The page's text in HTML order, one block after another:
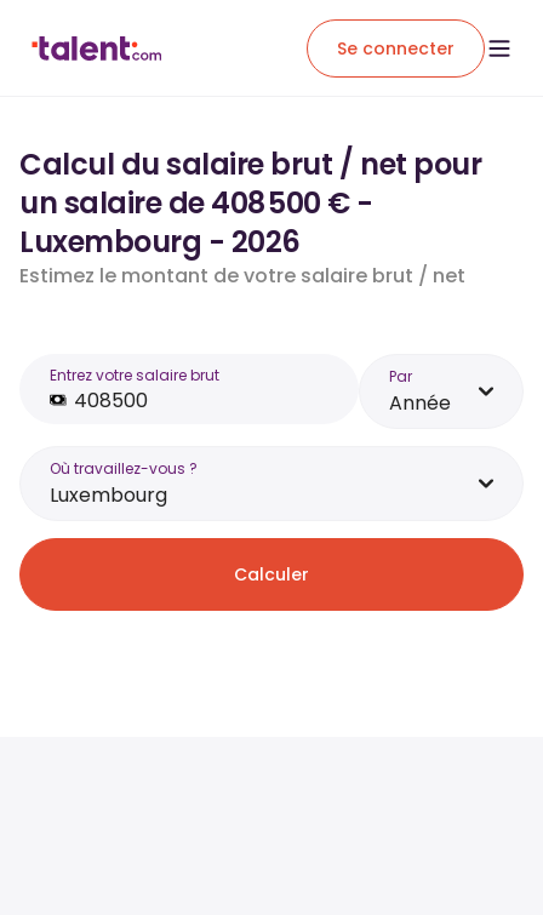
Se connecter
Calcul du salaire brut / net pour
un salaire de 408 500 € -
Luxembourg - 2026
Estimez le montant de votre salaire brut / net
Entrez votre salaire brut Par
Année
Où travaillez-vous ?
Luxembourg
Calculer